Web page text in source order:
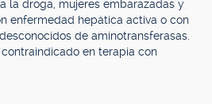
la droga, mujeres embarazadas y
enfermedad hepática activa o con
de aminotransferasas.
en terapia con